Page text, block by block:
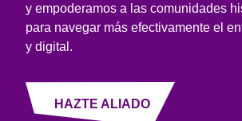
y empoderamos a las comunidades
para navegar más efectivamente el
y digital.
HAZTE ALIADO